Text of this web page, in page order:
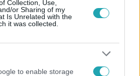
Collection, Use,
or Sharing of my
Is Unrelated with the
it was collected.
to enable storage
13:37